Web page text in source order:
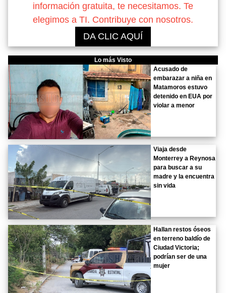
información gratuita, te necesitamos. Te
elegimos a TI. Contribuye con nosotros.
DA CLIC AQUÍ
Lo más Visto
Acusado de
embarazar a niña en
Matamoros estuvo
detenido en EUA por
violar a menor
Viaja desde
Monterrey a Reynosa
para buscar a su
madre y la encuentra
sin vida
Hallan restos óseos
en terreno baldío de
Ciudad Victoria;
podrían ser de una
mujer